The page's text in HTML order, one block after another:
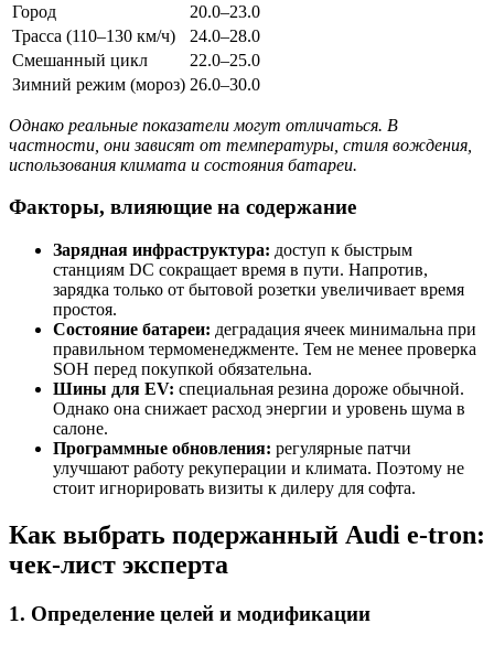
Город
20.0–23.0
Трасса (110–130 км/ч)
24.0–28.0
Смешанный цикл
22.0–25.0
Зимний режим (мороз) 26.0–30.0
Однако реальные показатели могут отличаться. В
частности, они зависят от температуры, стиля вождения,
использования климата и состояния батареи.
Факторы, влияющие на содержание
Зарядная инфраструктура: доступ к быстрым
станциям DC сокращает время в пути. Напротив,
зарядка только от бытовой розетки увеличивает время
простоя.
Состояние батареи: деградация ячеек минимальна при
правильном термоменеджменте. Тем не менее проверка
SOH перед покупкой обязательна.
Шины для EV: специальная резина дороже обычной.
Однако она снижает расход энергии и уровень шума в
салоне.
Программные обновления: регулярные патчи
улучшают работу рекуперации и климата. Поэтому не
стоит игнорировать визиты к дилеру для софта.
Как выбрать подержанный Audi e-tron:
чек-лист эксперта
1. Определение целей и модификации